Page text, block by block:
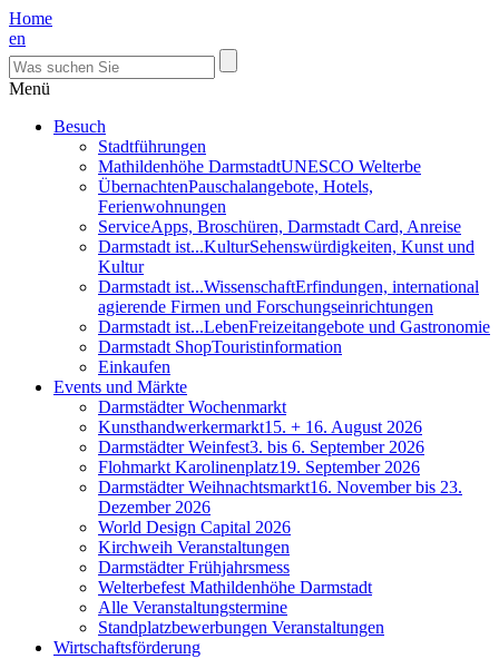
Home
en
Menü
Besuch
Stadtführungen
Mathildenhöhe DarmstadtUNESCO Welterbe
ÜbernachtenPauschalangebote, Hotels,
Ferienwohnungen
ServiceApps, Broschüren, Darmstadt Card, Anreise
Darmstadt ist...KulturSehenswürdigkeiten, Kunst und
Kultur
Darmstadt ist...WissenschaftErfindungen, international
agierende Firmen und Forschungseinrichtungen
Darmstadt ist...LebenFreizeitangebote und Gastronomie
Darmstadt ShopTouristinformation
Einkaufen
Events und Märkte
Darmstädter Wochenmarkt
Kunsthandwerkermarkt15. + 16. August 2026
Darmstädter Weinfest3. bis 6. September 2026
Flohmarkt Karolinenplatz19. September 2026
Darmstädter Weihnachtsmarkt16. November bis 23.
Dezember 2026
World Design Capital 2026
Kirchweih Veranstaltungen
Darmstädter Frühjahrsmess
Welterbefest Mathildenhöhe Darmstadt
Alle Veranstaltungstermine
Standplatzbewerbungen Veranstaltungen
Wirtschaftsförderung